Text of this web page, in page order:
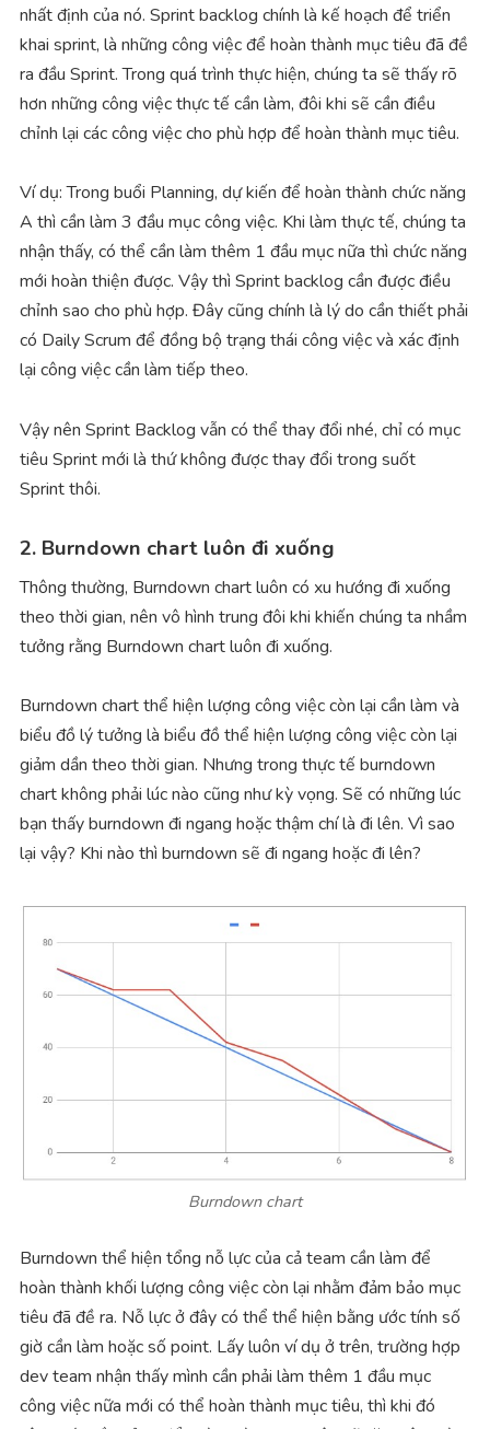
nhất định của nó. Sprint backlog chính là kế hoạch để triển
khai sprint, là những công việc để hoàn thành mục tiêu đã đề
ra đầu Sprint. Trong quá trình thực hiện, chúng ta sẽ thấy rõ
hơn những công việc thực tế cần làm, đôi khi sẽ cần điều
chỉnh lại các công việc cho phù hợp để hoàn thành mục tiêu.
Ví dụ: Trong buổi Planning, dự kiến để hoàn thành chức năng
A thì cần làm 3 đầu mục công việc. Khi làm thực tế, chúng ta
nhận thấy, có thể cần làm thêm 1 đầu mục nữa thì chức năng
mới hoàn thiện được. Vậy thì Sprint backlog cần được điều
chỉnh sao cho phù hợp. Đây cũng chính là lý do cần thiết phải
có Daily Scrum để đồng bộ trạng thái công việc và xác định
lại công việc cần làm tiếp theo.
Vậy nên Sprint Backlog vẫn có thể thay đổi nhé, chỉ có mục
tiêu Sprint mới là thứ không được thay đổi trong suốt
Sprint thôi.
2. Burndown chart luôn đi xuống
Thông thường, Burndown chart luôn có xu hướng đi xuống
theo thời gian, nên vô hình trung đôi khi khiến chúng ta nhầm
tưởng rằng Burndown chart luôn đi xuống.
Burndown chart thể hiện lượng công việc còn lại cần làm và
biểu đồ lý tưởng là biểu đồ thể hiện lượng công việc còn lại
giảm dần theo thời gian. Nhưng trong thực tế burndown
chart không phải lúc nào cũng như kỳ vọng. Sẽ có những lúc
bạn thấy burndown đi ngang hoặc thậm chí là đi lên. Vì sao
lại vậy? Khi nào thì burndown sẽ đi ngang hoặc đi lên?
Burndown chart
Burndown thể hiện tổng nỗ lực của cả team cần làm để
hoàn thành khối lượng công việc còn lại nhằm đảm bảo mục
tiêu đã đề ra. Nỗ lực ở đây có thể thể hiện bằng ước tính số
giờ cần làm hoặc số point. Lấy luôn ví dụ ở trên, trường hợp
dev team nhận thấy mình cần phải làm thêm 1 đầu mục
công việc nữa mới có thể hoàn thành mục tiêu, thì khi đó